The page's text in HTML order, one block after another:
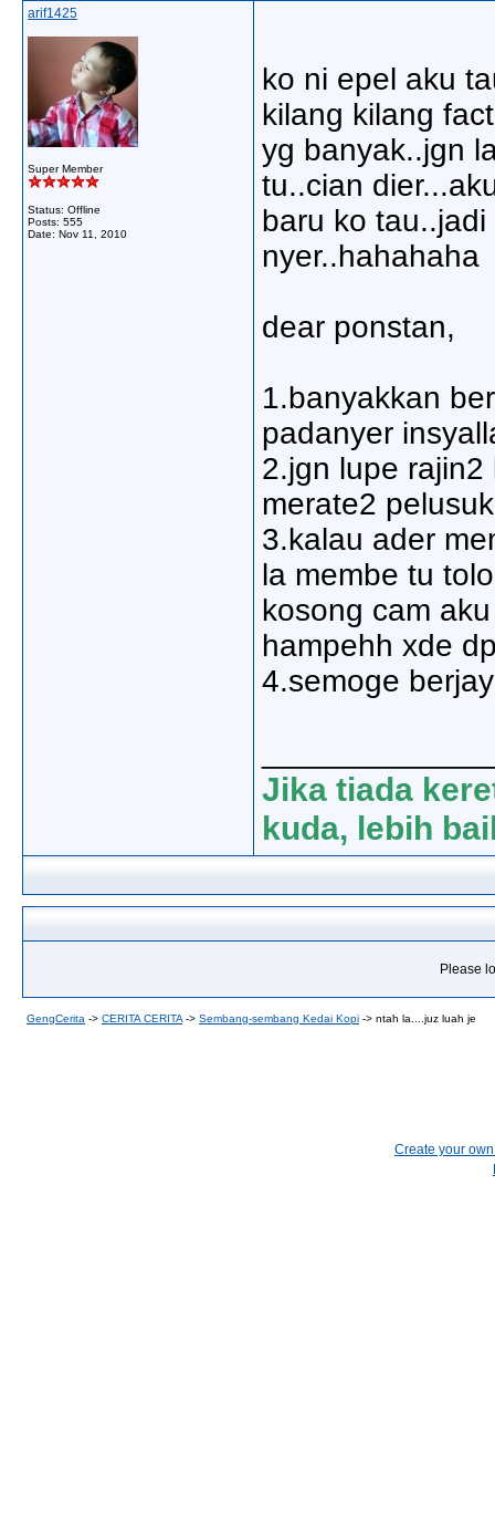
arif1425
Super Member
Status: Offline
Posts: 555
Date: Nov 11, 2010
ko ni epel aku
kilang kilang
yg banyak..jgn
tu..cian
baru ko
nyer..hahahaha
dear ponstan,
1.banyakkan
padanyer
2.jgn lupe
merate2
3.kalau ader
la membe tu
kosong cam
hampehh xde
4.semoge
Jika tiada
kuda, lebih
Please
GengCerita -> CERITA CERITA -> Sembang-sembang Kedai Kopi -> ntah la....juz luah je
Create your